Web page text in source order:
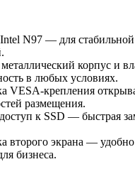
N97 — для стабильной
корпус и
в любых условиях.
VESA-крепления
размещения.
к SSD — быстрая
второго экрана — удобно
бизнеса.